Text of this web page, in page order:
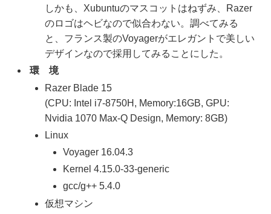
しかも、Xubuntuのマスコットはねずみ、Razer
のロゴはヘビなので似合わない。調べてみる
と、フランス製のVoyagerがエレガントで美しい
デザインなので採用してみることにした。
環 境
Razer Blade 15
(CPU: Intel i7-8750H, Memory:16GB, GPU:
Nvidia 1070 Max-Q Design, Memory: 8GB)
Linux
Voyager 16.04.3
Kernel 4.15.0-33-generic
gcc/g++ 5.4.0
仮想マシン